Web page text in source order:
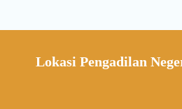
Lokasi Pengadilan